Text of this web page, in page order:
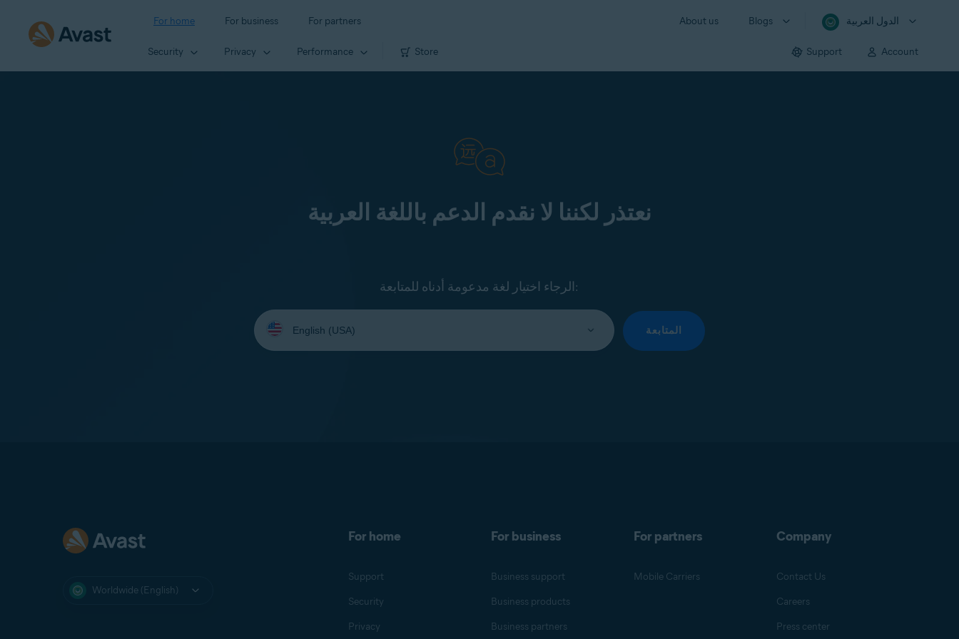
For home For business For partners About us Blogs الدول العربية
Security Privacy Performance Store Support Account
نعتذر لكننا لا نقدم الدعم باللغة العربية
الرجاء اختيار لغة مدعومة أدناه للمتابعة:
Select
your
language:
المتابعة
Worldwide (English)
For home
Support
Security
Privacy
For business
Business support
Business products
Business partners
For partners
Mobile Carriers
Company
Contact Us
Careers
Press center